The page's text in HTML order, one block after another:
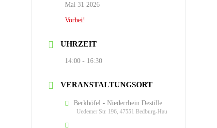
Mai 31 2026
Vorbei!
UHRZEIT
14:00 - 16:30
VERANSTALTUNGSORT
Berkhöfel - Niederrhein Destille
Uedemer Str. 196, 47551 Bedburg-Hau